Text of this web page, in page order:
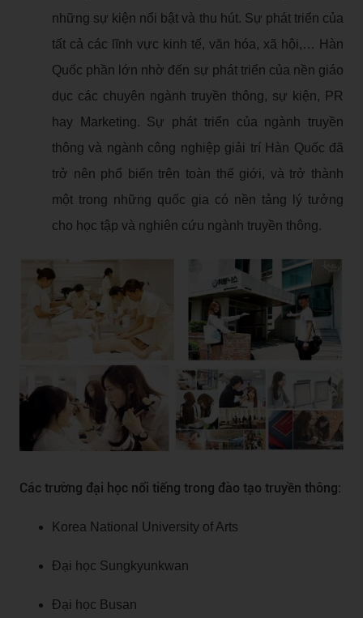
những sự kiện nổi bật và thu hút. Sự phát triển của
tất cả các lĩnh vực kinh tế, văn hóa, xã hội,… Hàn
Quốc phần lớn nhờ đến sự phát triển của nền giáo
dục các chuyên ngành truyền thông, sự kiện, PR
hay Marketing. Sự phát triển của ngành truyền
thông và ngành công nghiệp giải trí Hàn Quốc đã
trở nên phổ biến trên toàn thế giới, và trở thành
một trong những quốc gia có nền tảng lý tưởng
cho học tập và nghiên cứu ngành truyền thông.
Các trường đại học nổi tiếng trong đào tạo truyền thông:
Korea National University of Arts
Đại học Sungkyunkwan
Đại học Busan